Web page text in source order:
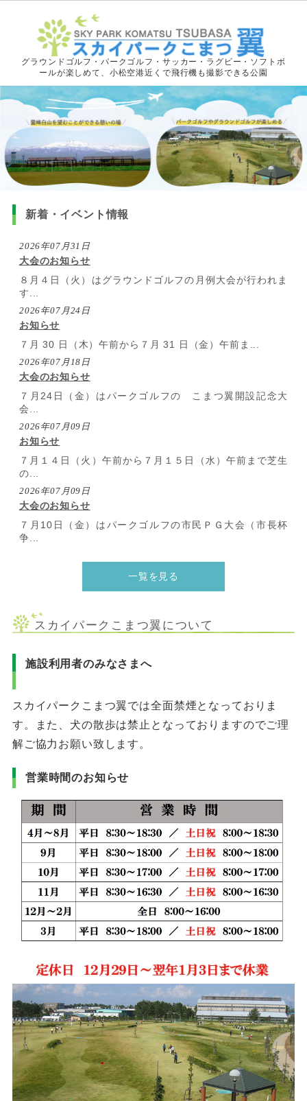
グラウンドゴルフ・パークゴルフ・サッカー・ラグビー・ソフトボ
ールが楽しめて、小松空港近くで飛行機も撮影できる公園
新着・イベント情報
2026年07月31日
大会のお知らせ
８月４日（火）はグラウンドゴルフの月例大会が行われま
す...
2026年07月24日
お知らせ
７月 30 日（木）午前から７月 31 日（金）午前ま...
2026年07月18日
大会のお知らせ
７月24日（金）はパークゴルフの こまつ翼開設記念大
会...
2026年07月09日
お知らせ
７月１４日（火）午前から７月１５日（水）午前まで芝生
の...
2026年07月09日
大会のお知らせ
７月10日（金）はパークゴルフの市民ＰＧ大会（市長杯
争...
一覧を見る
スカイパークこまつ翼について
施設利用者のみなさまへ
スカイパークこまつ翼では全面禁煙となっておりま
す。また、犬の散歩は禁止となっておりますのでご理
解ご協力お願い致します。
営業時間のお知らせ